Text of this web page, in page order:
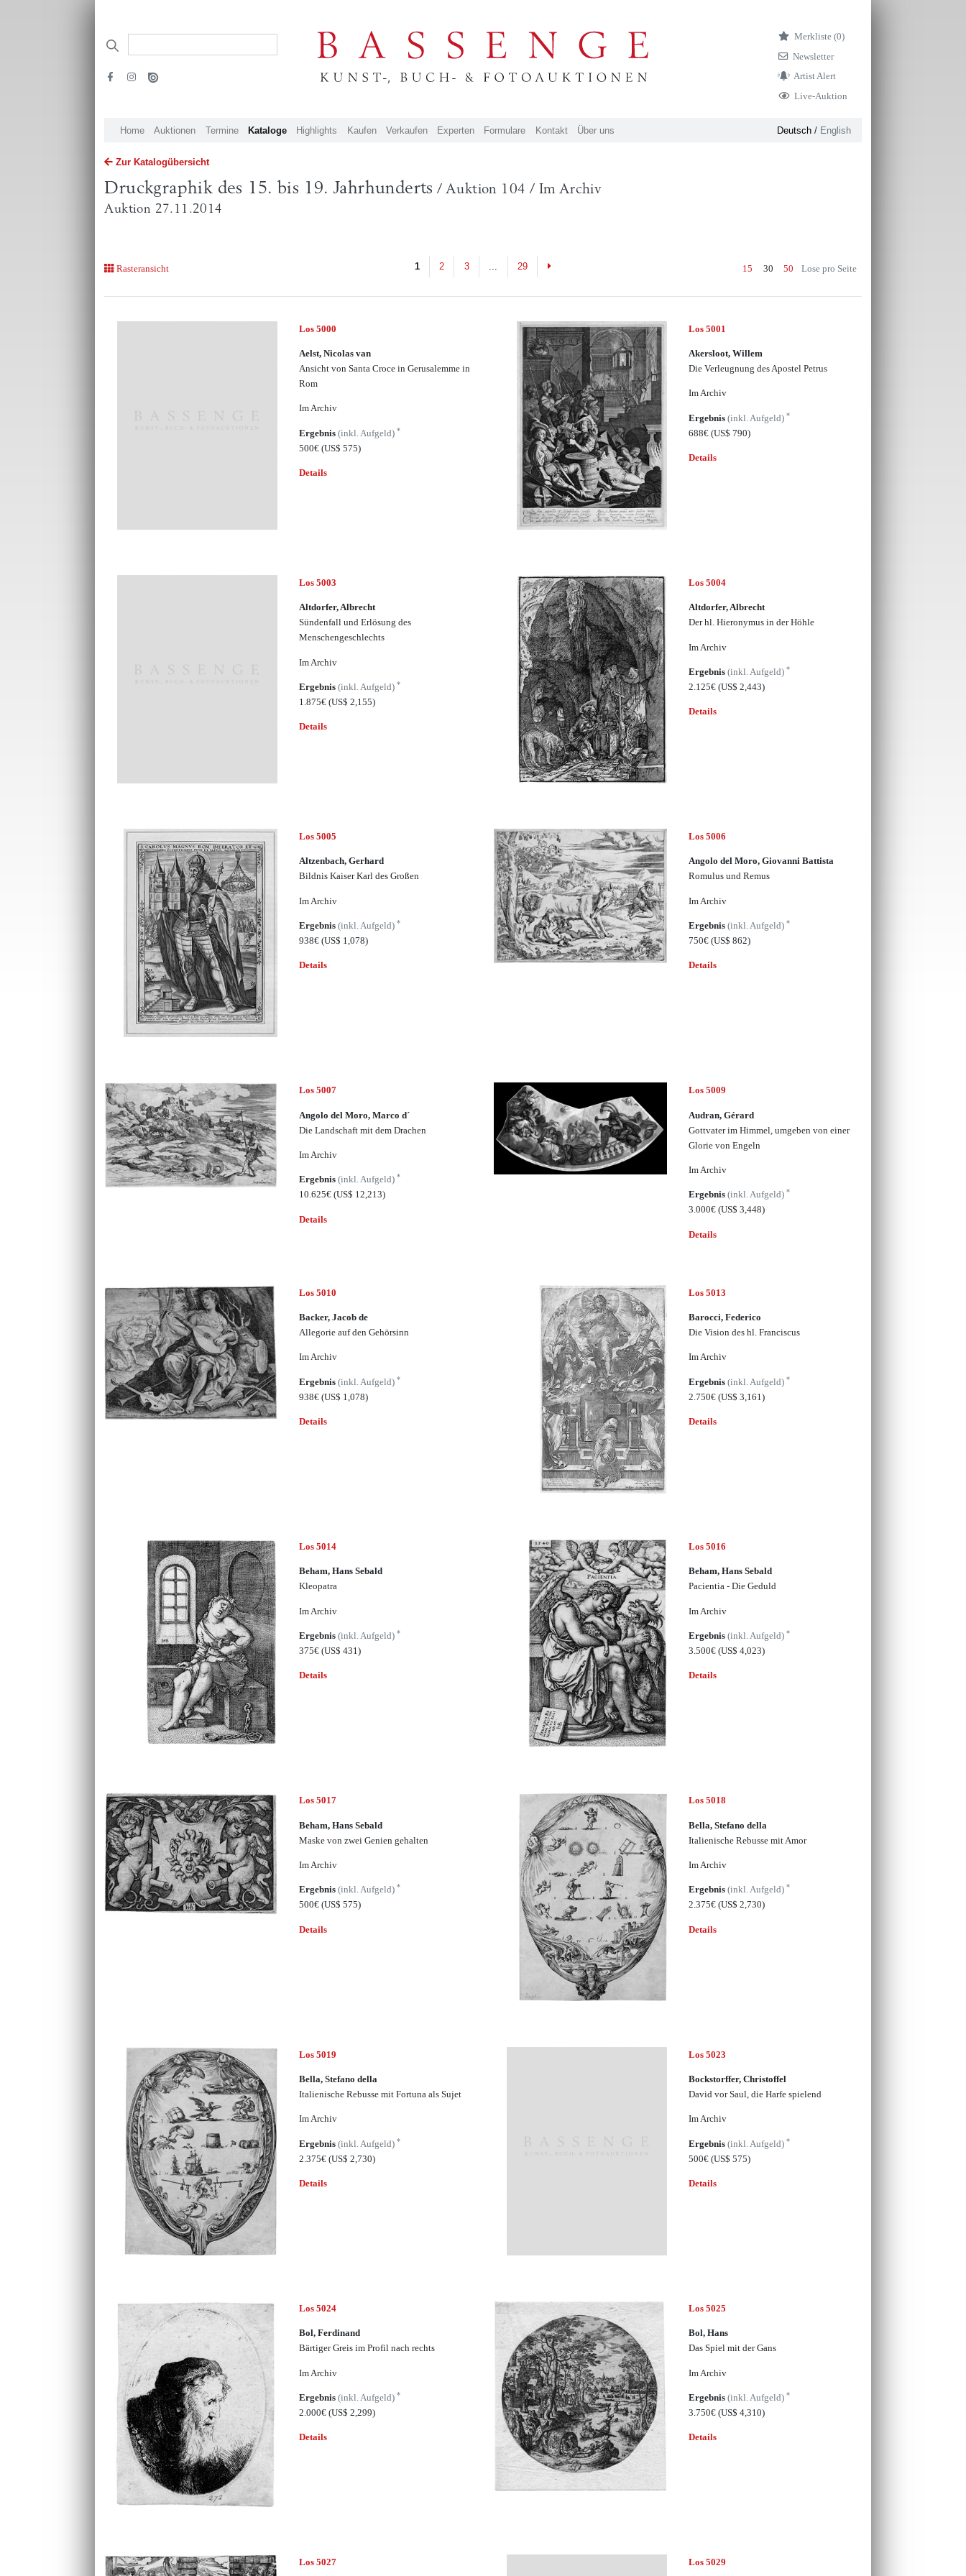
Merkliste (0)
Newsletter
Artist Alert
Live-Auktion
Home Auktionen Termine Kataloge Highlights Kaufen Verkaufen Experten Formulare Kontakt Über uns Deutsch/ English
Zur Katalogübersicht
Druckgraphik des 15. bis 19. Jahrhunderts / Auktion 104 / Im Archiv
Auktion 27.11.2014
Rasteransicht 1 2 3 29 Next 15 30 50 Lose pro Seite
Los 5000
Aelst, Nicolas van
Ansicht von Santa Croce in Gerusalemme in
Rom
Im Archiv
Ergebnis(inkl. Aufgeld)*
500€(US$ 575)
Details
Los 5001
Akersloot, Willem
Die Verleugnung des Apostel Petrus
Im Archiv
Ergebnis (inkl. Aufgeld) *
688€ (US$ 790)
Details
Los 5003
Altdorfer, Albrecht
Sündenfall und Erlösung des
Menschengeschlechts
Im Archiv
Ergebnis(inkl. Aufgeld)*
1.875€(US$ 2,155)
Details
Los 5004
Altdorfer, Albrecht
Der hl. Hieronymus in der Höhle
Im Archiv
Ergebnis (inkl. Aufgeld) *
2.125€ (US$ 2,443)
Details
Los 5005
Altzenbach, Gerhard
Bildnis Kaiser Karl des Großen
Im Archiv
Ergebnis(inkl. Aufgeld)*
938€(US$ 1,078)
Details
Los 5006
Angolo del Moro, Giovanni Battista
Romulus und Remus
Im Archiv
Ergebnis (inkl. Aufgeld) *
750€ (US$ 862)
Details
Los 5007
Angolo del Moro, Marco d´
Die Landschaft mit dem Drachen
Im Archiv
Ergebnis(inkl. Aufgeld)*
10.625€(US$ 12,213)
Details
Los 5009
Audran, Gérard
Gottvater im Himmel, umgeben von einer
Glorie von Engeln
Im Archiv
Ergebnis (inkl. Aufgeld) *
3.000€ (US$ 3,448)
Details
Los 5010
Backer, Jacob de
Allegorie auf den Gehörsinn
Im Archiv
Ergebnis(inkl. Aufgeld)*
938€(US$ 1,078)
Details
Los 5013
Barocci, Federico
Die Vision des hl. Franciscus
Im Archiv
Ergebnis (inkl. Aufgeld) *
2.750€ (US$ 3,161)
Details
Los 5014
Beham, Hans Sebald
Kleopatra
Im Archiv
Ergebnis(inkl. Aufgeld)*
375€(US$ 431)
Details
Los 5016
Beham, Hans Sebald
Pacientia - Die Geduld
Im Archiv
Ergebnis (inkl. Aufgeld) *
3.500€ (US$ 4,023)
Details
Los 5017
Beham, Hans Sebald
Maske von zwei Genien gehalten
Im Archiv
Ergebnis(inkl. Aufgeld)*
500€(US$ 575)
Details
Los 5018
Bella, Stefano della
Italienische Rebusse mit Amor
Im Archiv
Ergebnis (inkl. Aufgeld) *
2.375€ (US$ 2,730)
Details
Los 5019
Bella, Stefano della
Italienische Rebusse mit Fortuna als Sujet
Im Archiv
Ergebnis(inkl. Aufgeld)*
2.375€(US$ 2,730)
Details
Los 5023
Bockstorffer, Christoffel
David vor Saul, die Harfe spielend
Im Archiv
Ergebnis (inkl. Aufgeld) *
500€ (US$ 575)
Details
Los 5024
Bol, Ferdinand
Bärtiger Greis im Profil nach rechts
Im Archiv
Ergebnis(inkl. Aufgeld)*
2.000€(US$ 2,299)
Details
Los 5025
Bol, Hans
Das Spiel mit der Gans
Im Archiv
Ergebnis (inkl. Aufgeld) *
3.750€ (US$ 4,310)
Details
Los 5027 Los 5029